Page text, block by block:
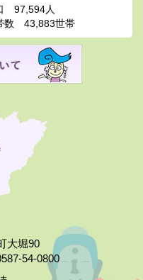
大堀90
54-0800
97,594人
数
43,883世帯